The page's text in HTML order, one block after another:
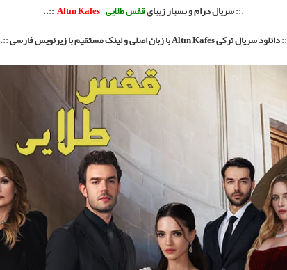
.:: سریال درام و بسیار زیبایقفس طلایی–
Altın Kafes
::.
.
:: دانلود سریال ترکی Altın Kafes
بازبان اصلی و لینک مستقیم با زیرنویس فارسی ::.